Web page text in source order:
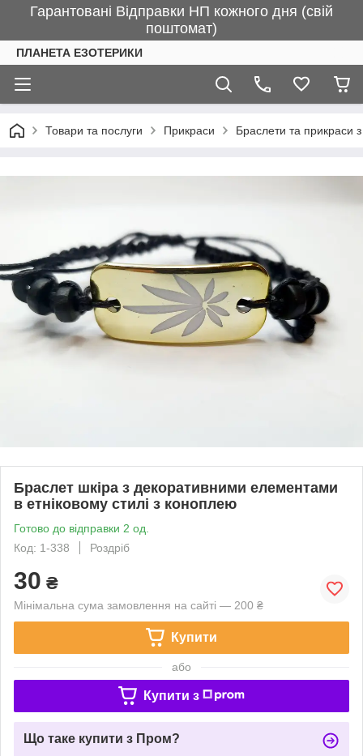
Гарантовані Відправки НП кожного дня (свій
поштомат)
ПЛАНЕТА ЕЗОТЕРИКИ
Товари та послуги Прикраси Браслети та прикраси з
Браслет шкіра з декоративними елементами
в етніковому стилі з коноплею
Готово до відправки 2 од.
Код: 1-338
Роздріб
30 ₴
Мінімальна сума замовлення на сайті — 200 ₴
Купити
або
Купити з
Що таке купити з Пром?